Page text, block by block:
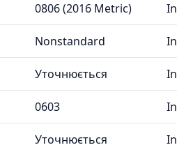
0806 (2016 Metric)
Nonstandard
Уточнюється
0603
Уточнюється